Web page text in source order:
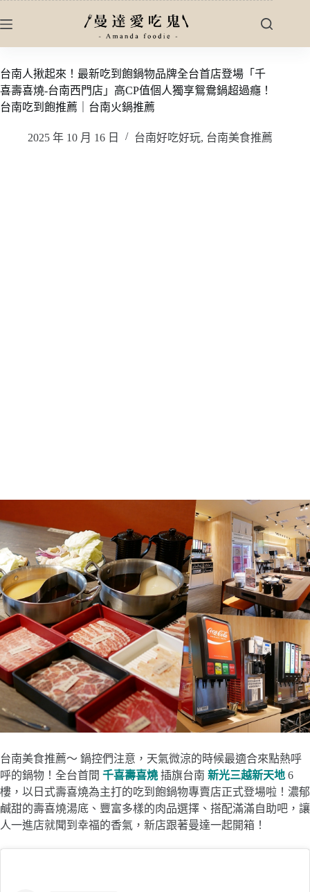
至
內
容
台南人揪起來！最新吃到飽鍋物品牌全台首店登場「千
喜壽喜燒-台南西門店」高CP值個人獨享鴛鴦鍋超過癮！
台南吃到飽推薦｜台南火鍋推薦
2025 年 10 月 16 日 台南好吃好玩, 台南美食推薦
台南美食推薦～ 鍋控們注意，天氣微涼的時候最適合來點熱呼
呼的鍋物！全台首間 千喜壽喜燒 插旗台南 新光三越新天地 6
樓，以日式壽喜燒為主打的吃到飽鍋物專賣店正式登場啦！濃郁
鹹甜的壽喜燒湯底、豐富多樣的肉品選擇、搭配滿滿自助吧，讓
人一進店就聞到幸福的香氣，新店跟著曼達一起開箱！